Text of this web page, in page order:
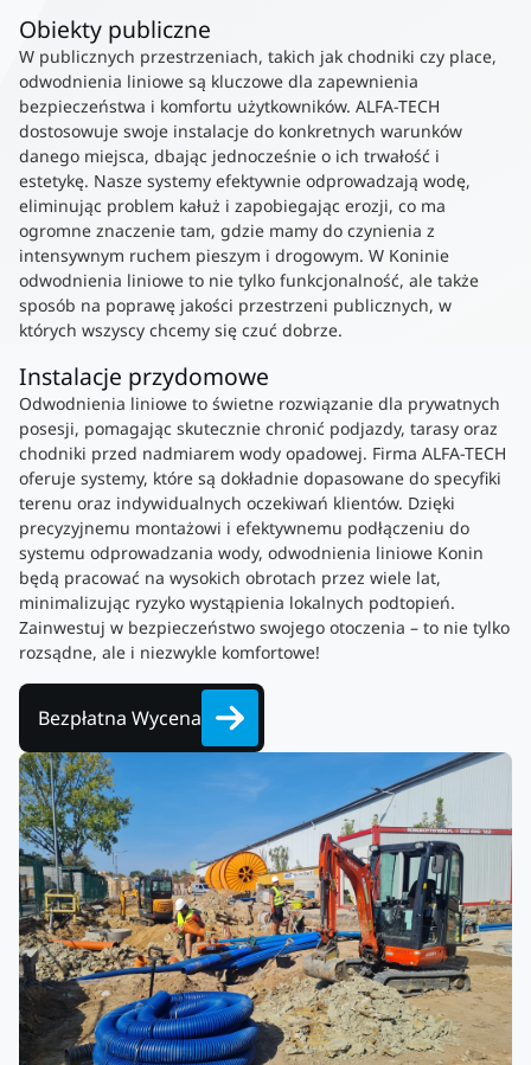
Obiekty publiczne
W publicznych przestrzeniach, takich jak chodniki czy place,
odwodnienia liniowe są kluczowe dla zapewnienia
bezpieczeństwa i komfortu użytkowników. ALFA-TECH
dostosowuje swoje instalacje do konkretnych warunków
danego miejsca, dbając jednocześnie o ich trwałość i
estetykę. Nasze systemy efektywnie odprowadzają wodę,
eliminując problem kałuż i zapobiegając erozji, co ma
ogromne znaczenie tam, gdzie mamy do czynienia z
intensywnym ruchem pieszym i drogowym. W Koninie
odwodnienia liniowe to nie tylko funkcjonalność, ale także
sposób na poprawę jakości przestrzeni publicznych, w
których wszyscy chcemy się czuć dobrze.
Instalacje przydomowe
Odwodnienia liniowe to świetne rozwiązanie dla prywatnych
posesji, pomagając skutecznie chronić podjazdy, tarasy oraz
chodniki przed nadmiarem wody opadowej. Firma ALFA-TECH
oferuje systemy, które są dokładnie dopasowane do specyfiki
terenu oraz indywidualnych oczekiwań klientów. Dzięki
precyzyjnemu montażowi i efektywnemu podłączeniu do
systemu odprowadzania wody, odwodnienia liniowe Konin
będą pracować na wysokich obrotach przez wiele lat,
minimalizując ryzyko wystąpienia lokalnych podtopień.
Zainwestuj w bezpieczeństwo swojego otoczenia – to nie tylko
rozsądne, ale i niezwykle komfortowe!
Bezpłatna Wycena